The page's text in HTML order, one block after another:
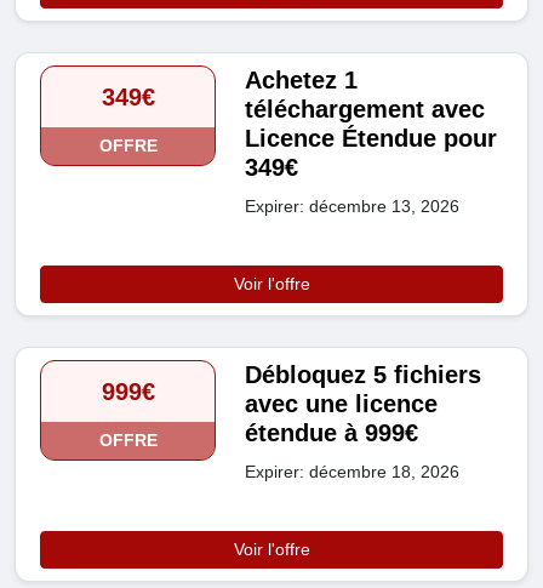
349€
OFFRE
Achetez 1
téléchargement avec
Licence Étendue pour
349€
Expirer: décembre 13, 2026
Voir l'offre
999€
OFFRE
Débloquez 5 fichiers
avec une licence
étendue à 999€
Expirer: décembre 18, 2026
Voir l'offre